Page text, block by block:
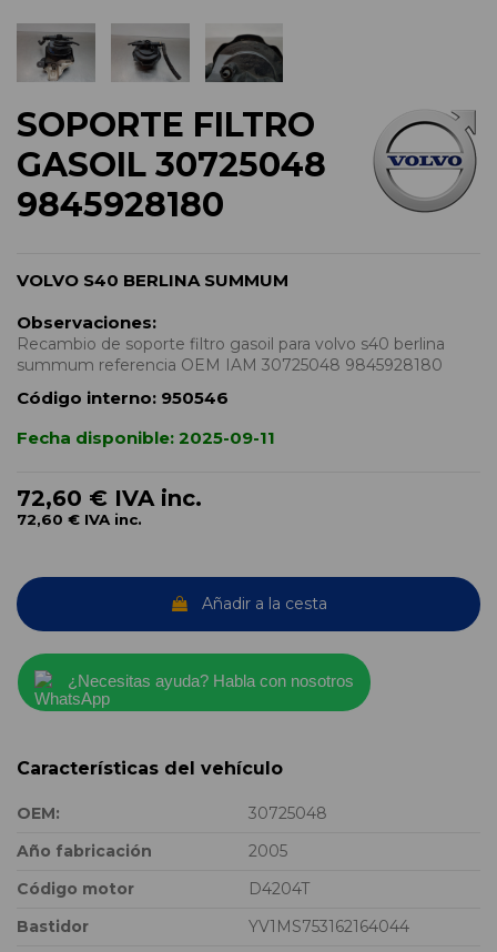
SOPORTE FILTRO
GASOIL 30725048
9845928180
VOLVO S40 BERLINA SUMMUM
Observaciones:
Recambio de soporte filtro gasoil para volvo s40 berlina
summum referencia OEM IAM 30725048 9845928180
Código interno: 950546
Fecha disponible: 2025-09-11
72,60 € IVA inc.
72,60 € IVA inc.
Añadir a la cesta
¿Necesitas ayuda? Habla con nosotros
Características del vehículo
OEM:
30725048
Año fabricación
2005
Código motor
D4204T
Bastidor
YV1MS753162164044